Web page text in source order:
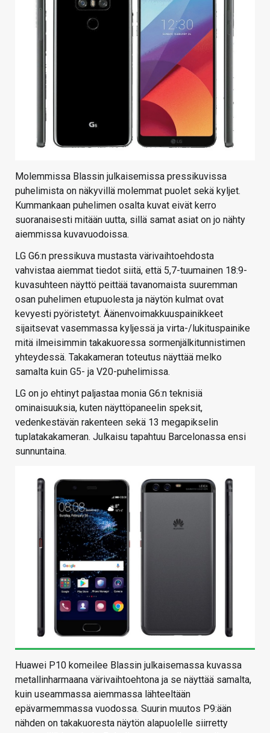
Molemmissa Blassin julkaisemissa pressikuvissa
puhelimista on näkyvillä molemmat puolet sekä kyljet.
Kummankaan puhelimen osalta kuvat eivät kerro
suoranaisesti mitään uutta, sillä samat asiat on jo nähty
aiemmissa kuvavuodoissa.
LG G6:n pressikuva mustasta värivaihtoehdosta
vahvistaa aiemmat tiedot siitä, että 5,7-tuumainen 18:9-
kuvasuhteen näyttö peittää tavanomaista suuremman
osan puhelimen etupuolesta ja näytön kulmat ovat
kevyesti pyöristetyt. Äänenvoimakkuuspainikkeet
sijaitsevat vasemmassa kyljessä ja virta-/lukituspainike
mitä ilmeisimmin takakuoressa sormenjälkitunnistimen
yhteydessä. Takakameran toteutus näyttää melko
samalta kuin G5- ja V20-puhelimissa.
LG on jo ehtinyt paljastaa monia G6:n teknisiä
ominaisuuksia, kuten näyttöpaneelin speksit,
vedenkestävän rakenteen sekä 13 megapikselin
tuplatakakameran. Julkaisu tapahtuu Barcelonassa ensi
sunnuntaina.
Huawei P10 komeilee Blassin julkaisemassa kuvassa
metallinharmaana värivaihtoehtona ja se näyttää samalta,
kuin useammassa aiemmassa lähteeltään
epävarmemmassa vuodossa. Suurin muutos P9:ään
nähden on takakuoresta näytön alapuolelle siirretty